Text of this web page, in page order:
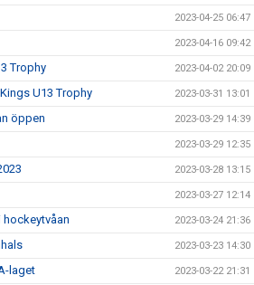
2023-04-25 06:47
2023-04-16 09:42
Trophy 2023-04-02 20:09
U13 Trophy 2023-03-31 13:01
öppen 2023-03-29 14:39
2023-03-29 12:35
2023-03-28 13:15
2023-03-27 12:14
2023-03-24 21:36
2023-03-23 14:30
laget 2023-03-22 21:31